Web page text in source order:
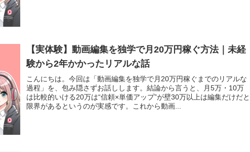
【実体験】動画編集を独学で月20万円稼ぐ方法｜未経
験から2年かかったリアルな話
こんにちは。今回は「動画編集を独学で月20万円稼ぐまでのリアルな
過程」を、包み隠さずお話しします。結論から言うと、月5万・10万
は比較的いける20万は“信頼×単価アップ”が壁30万以上は編集だけだと
限界があるというのが実感です。これから動画...